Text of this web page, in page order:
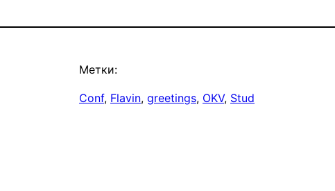
Метки:
Conf, Flavin, greetings, OKV, Stud